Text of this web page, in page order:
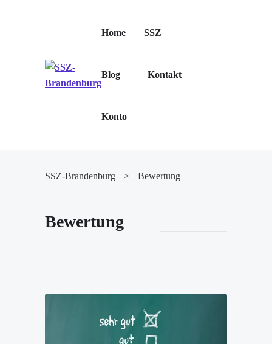
Home SSZ
Blog Kontakt
Konto
SSZ-Brandenburg > Bewertung
Bewertung